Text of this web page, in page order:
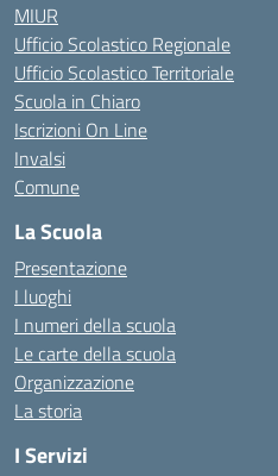
MIUR
Ufficio Scolastico Regionale
Ufficio Scolastico Territoriale
Scuola in Chiaro
Iscrizioni On Line
Invalsi
Comune
La Scuola
Presentazione
I luoghi
I numeri della scuola
Le carte della scuola
Organizzazione
La storia
I Servizi